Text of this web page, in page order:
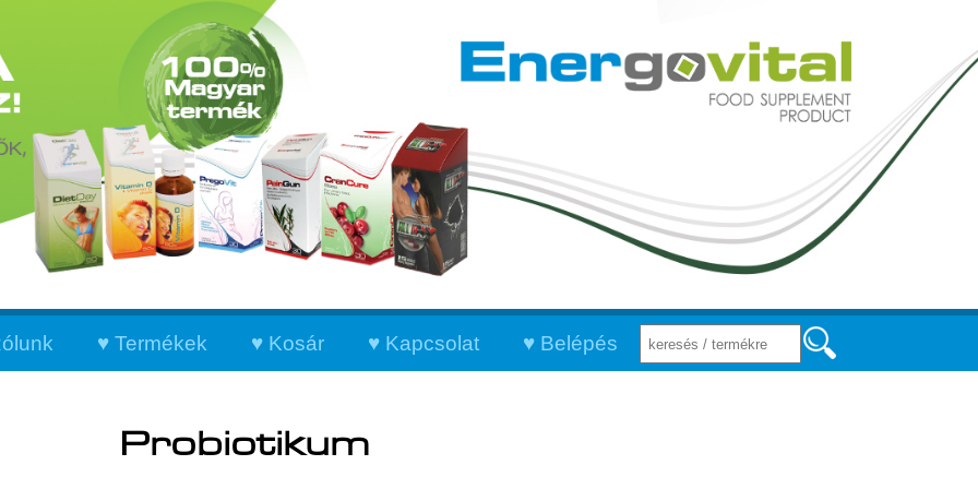
Termékek Kosár Kapcsolat Belépés
Probiotikum